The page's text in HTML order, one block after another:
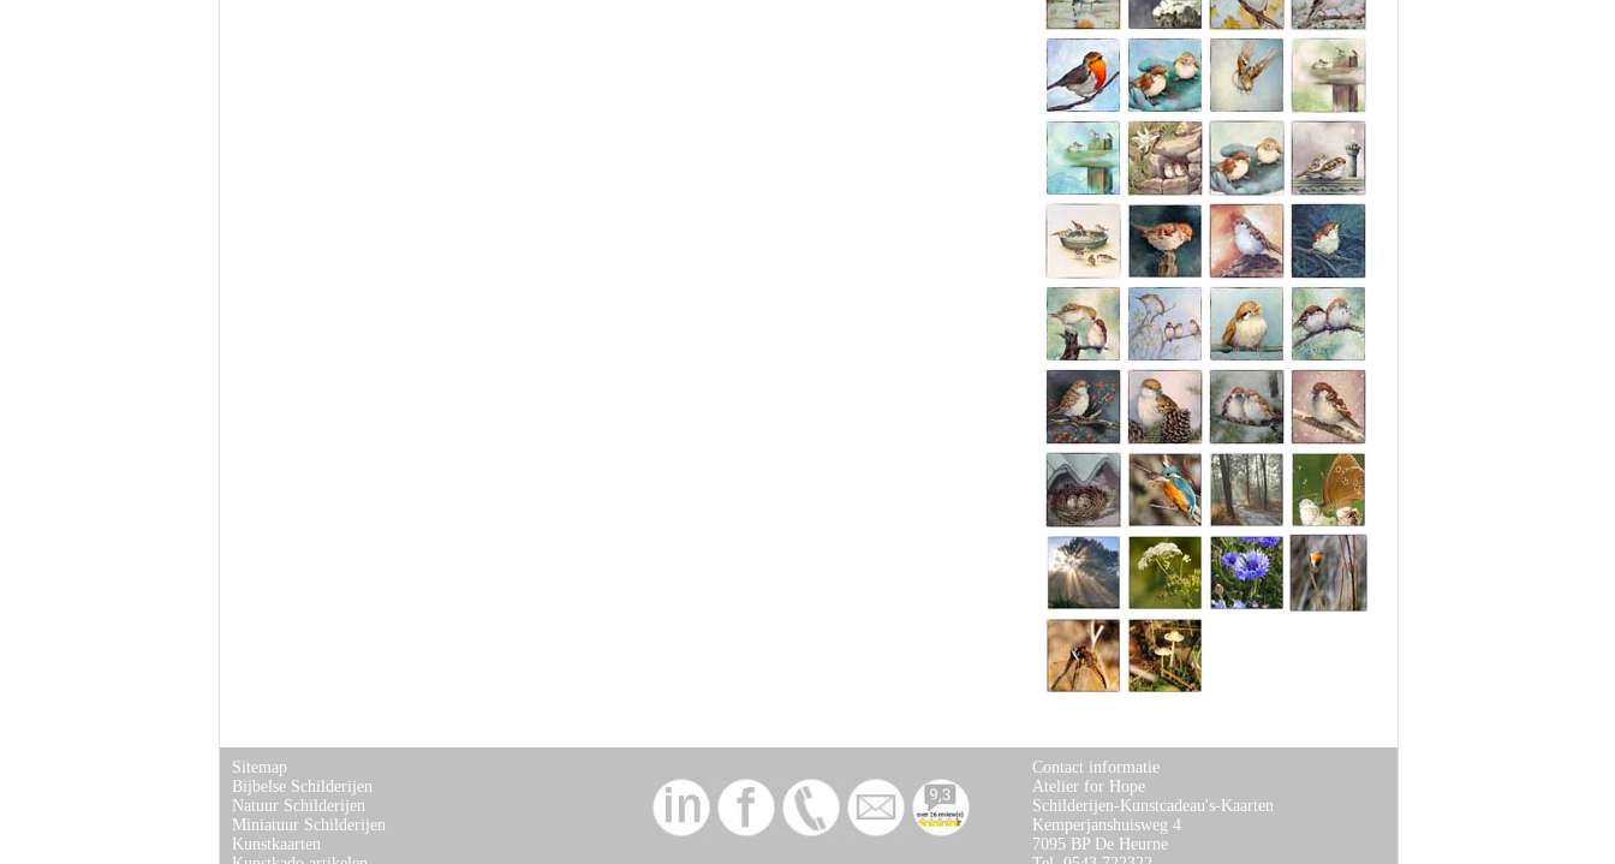
Contact informatie
Atelier for Hope
Schilderijen-Kunstcadeau's-Kaarten
Kemperjanshuisweg 4
7095 BP De Heurne
Sitemap
Bijbelse Schilderijen
Natuur Schilderijen
Miniatuur Schilderijen
Kunstkaarten